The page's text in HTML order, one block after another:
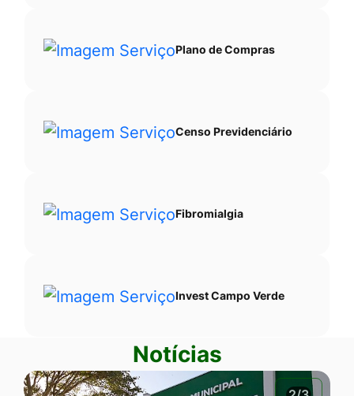
Plano de Compras
Censo Previdenciário
Fibromialgia
Invest Campo Verde
Notícias